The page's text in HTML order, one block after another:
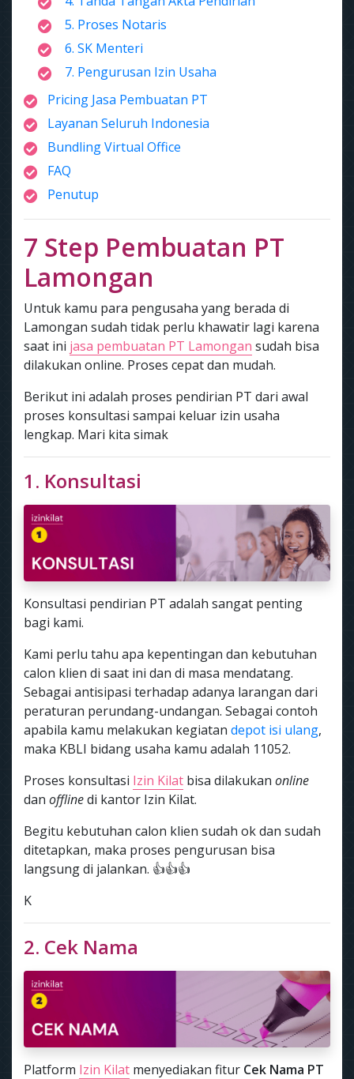
5. Proses Notaris
6. SK Menteri
7. Pengurusan Izin Usaha
Pricing Jasa Pembuatan PT
Layanan Seluruh Indonesia
Bundling Virtual Office
FAQ
Penutup
7 Step Pembuatan PT
Lamongan
Untuk kamu para pengusaha yang berada di
Lamongan sudah tidak perlu khawatir lagi karena
saat ini jasa pembuatan PT Lamongan sudah bisa
dilakukan online. Proses cepat dan mudah.
Berikut ini adalah proses pendirian PT dari awal
proses konsultasi sampai keluar izin usaha
lengkap. Mari kita simak
1. Konsultasi
Konsultasi pendirian PT adalah sangat penting
bagi kami.
Kami perlu tahu apa kepentingan dan kebutuhan
calon klien di saat ini dan di masa mendatang.
Sebagai antisipasi terhadap adanya larangan dari
peraturan perundang-undangan. Sebagai contoh
apabila kamu melakukan kegiatan depot isi ulang,
maka KBLI bidang usaha kamu adalah 11052.
Proses konsultasi Izin Kilat bisa dilakukan online
dan offlinedi kantor Izin Kilat.
Begitu kebutuhan calon klien sudah ok dan sudah
ditetapkan, maka proses pengurusan bisa
langsung di jalankan. 👍👍👍
K
2. Cek Nama
Platform Izin Kilat menyediakan fitur Cek Nama PT